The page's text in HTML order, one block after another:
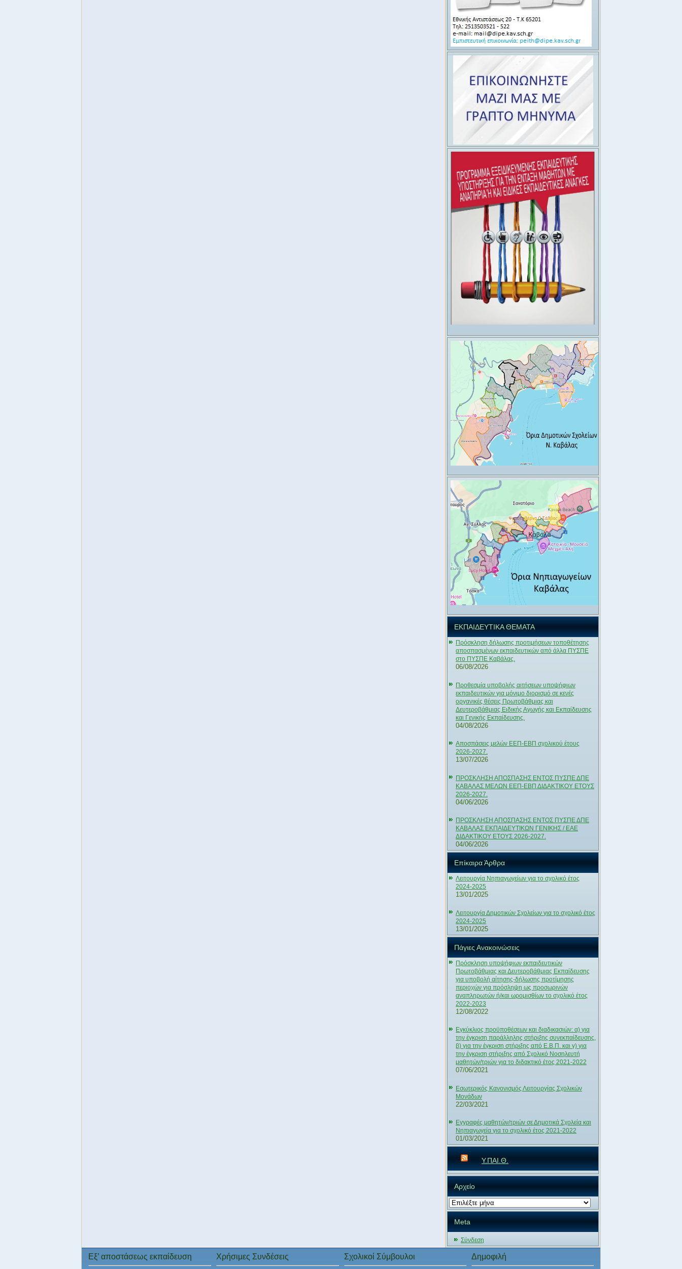
ΕΚΠΑΙΔΕΥΤΙΚΑ ΘΕΜΑΤΑ
Πρόσκληση δήλωσης προτιμήσεων τοποθέτησης
αποσπασμένων εκπαιδευτικών από άλλα ΠΥΣΠΕ
στο ΠΥΣΠΕ Καβάλας.
06/08/2026
Προθεσμία υποβολής αιτήσεων υποψήφιων
εκπαιδευτικών για μόνιμο διορισμό σε κενές
οργανικές θέσεις Πρωτοβάθμιας και
Δευτεροβάθμιας Ειδικής Αγωγής και Εκπαίδευσης
και Γενικής Εκπαίδευσης.
04/08/2026
Αποσπάσεις μελών ΕΕΠ-ΕΒΠ σχολικού έτους
2026-2027.
13/07/2026
ΠΡΟΣΚΛΗΣΗ ΑΠΟΣΠΑΣΗΣ ΕΝΤΟΣ ΠΥΣΠΕ ΔΠΕ
ΚΑΒΑΛΑΣ ΜΕΛΩΝ ΕΕΠ-ΕΒΠ ΔΙΔΑΚΤΙΚΟΥ ΕΤΟΥΣ
2026-2027.
04/06/2026
ΠΡΟΣΚΛΗΣΗ ΑΠΟΣΠΑΣΗΣ ΕΝΤΟΣ ΠΥΣΠΕ ΔΠΕ
ΚΑΒΑΛΑΣ ΕΚΠΑΙΔΕΥΤΙΚΩΝ ΓΕΝΙΚΗΣ / ΕΑΕ
ΔΙΔΑΚΤΙΚΟΥ ΕΤΟΥΣ 2026-2027.
04/06/2026
Επίκαιρα Άρθρα
Λειτουργία Νηπιαγωγείων για το σχολικό έτος
2024-2025
13/01/2025
Λειτουργία Δημοτικών Σχολείων για το σχολικό έτος
2024-2025
13/01/2025
Πάγιες Ανακοινώσεις
Πρόσκληση υποψήφιων εκπαιδευτικών
Πρωτοβάθμιας και Δευτεροβάθμιας Εκπαίδευσης
για υποβολή αίτησης-δήλωσης προτίμησης
περιοχών για πρόσληψη ως προσωρινών
αναπληρωτών ή/και ωρομισθίων το σχολικό έτος
2022-2023
12/08/2022
Εγκύκλιος προϋποθέσεων και διαδικασιών: α) για
την έγκριση παράλληλης στήριξης συνεκπαίδευσης,
β) για την έγκριση στήριξης από Ε.Β.Π. και γ) για
την έγκριση στήριξης από Σχολικό Νοσηλευτή
μαθητών/τριών για το διδακτικό έτος 2021-2022
07/06/2021
Εσωτερικός Κανονισμός Λειτουργίας Σχολικών
Μονάδων
22/03/2021
Εγγραφές μαθητών/τριών σε Δημοτικά Σχολεία και
Νηπιαγωγεία για το σχολικό έτος 2021-2022
01/03/2021
Υ.ΠΑΙ.Θ.
Αρχείο
Αρχείο
Meta
Σύνδεση
Εξ’ αποστάσεως εκπαίδευση Χρήσιμες Συνδέσεις Σχολικοί Σύμβουλοι Δημοφιλή